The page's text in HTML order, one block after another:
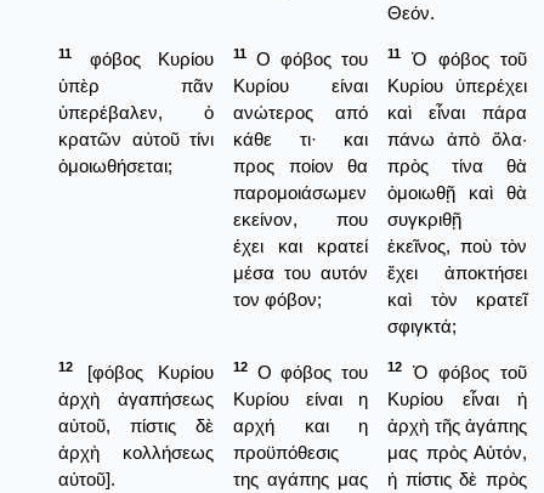
Θεόν.
11
φόβος Κυρίου
ὑπὲρ πᾶν
ὑπερέβαλεν, ὁ
κρατῶν αὐτοῦ τίνι
ὁμοιωθήσεται;
11
Ο φόβος του
Κυρίου είναι
ανώτερος από
κάθε τι· και
προς ποίον θα
παρομοιάσωμεν
εκείνον, που
έχει και κρατεί
μέσα του αυτόν
τον φόβον;
11
Ὁ φόβος τοῦ
Κυρίου ὑπερέχει
καὶ εἶναι πάρα
πάνω ἀπὸ ὅλα·
πρὸς τίνα θὰ
ὁμοιωθῇ καὶ θὰ
συγκριθῇ
ἐκεῖνος, ποὺ τὸν
ἔχει ἀποκτήσει
καὶ τὸν κρατεῖ
σφιγκτά;
12
[φόβος Κυρίου
ἀρχὴ ἀγαπήσεως
αὐτοῦ, πίστις δὲ
ἀρχὴ κολλήσεως
αὐτοῦ].
12
Ο φόβος του
Κυρίου είναι η
αρχή και η
προϋπόθεσις
της αγάπης μας
12
Ὁ φόβος τοῦ
Κυρίου εἶναι ἡ
ἀρχὴ τῆς ἀγάπης
μας πρὸς Αὐτόν,
ἡ πίστις δὲ πρὸς